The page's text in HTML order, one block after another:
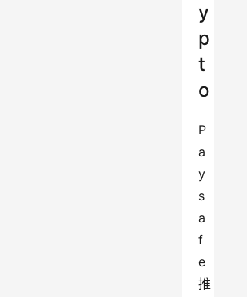
y
p
t
o
P
a
y
s
a
f
e
推